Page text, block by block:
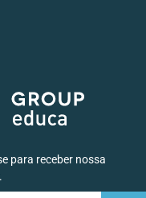
para receber nossa